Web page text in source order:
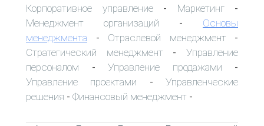
Корпоративное управление- Маркетинг-
Менеджмент организаций - Основы
менеджмента - Отраслевой менеджмент -
Стратегический менеджмент -Управление
персоналом - Управление продажами -
Управление проектами -Управленческие
решения - Финансовый менеджмент -